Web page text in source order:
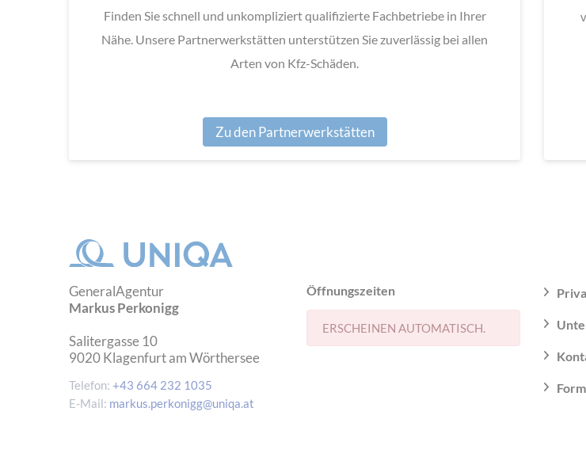
Finden Sie schnell und unkompliziert qualifizierte Fachbetriebe in Ihrer
Nähe. Unsere Partnerwerkstätten unterstützen Sie zuverlässig bei allen
Arten von Kfz-Schäden.
Zu den Partnerwerkstätten
GeneralAgentur
Markus Perkonigg
Salitergasse 10
9020Klagenfurt am Wörthersee
Telefon: +43 664 232 1035
E-Mail: markus.perkonigg@uniqa.at
Öffnungszeiten
ERSCHEINEN AUTOMATISCH.